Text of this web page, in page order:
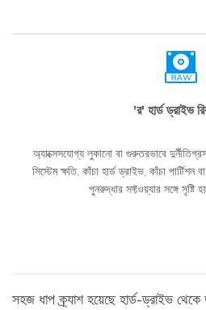
'র' হার্ড ড্রাইভ
অ্যাক্সেসযোগ্য লুকানো বা গুরুতরভাবে
সিস্টেম ক্ষতি, কাঁচা হার্ড ড্রাইভ, কাঁচা পার্টিশন
পুনরুদ্ধার সফ্টওয়্যার সঙ্গে
সহজ ধাপ ক্র্যাশ হয়েছে হার্ড-ড্রাইভ